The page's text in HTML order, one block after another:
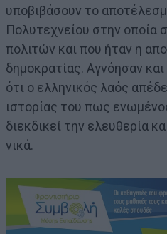
υποβιβάσουν το
Πολυτεχνείου στην οποία
πολιτών και που ήταν η
δημοκρατίας. Αγνόησαν
ότι ο ελληνικός λαός
ιστορίας του πως
διεκδικεί την ελευθερία
νικά.